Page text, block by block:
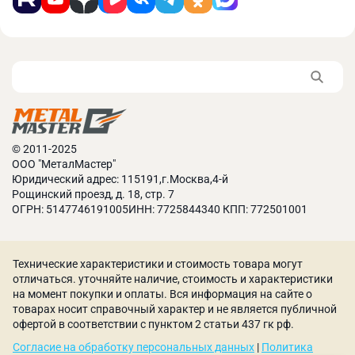
© 2011-2025
ООО "МеталМастер"
Юридический адрес: 115191,г.Москва,4-й
Рощинский проезд, д. 18, стр. 7
ОГРН: 5147746191005ИНН: 7725844340 КПП: 772501001
Технические характеристики и стоимость товара могут
отличаться. уточняйте наличие, стоимость и характеристики
на момент покупки и оплаты. Вся информация на сайте о
товарах носит справочный характер и не является публичной
офертой в соответствии с пунктом 2 статьи 437 гк рф.
Согласие на обработку персональных данных | Политика